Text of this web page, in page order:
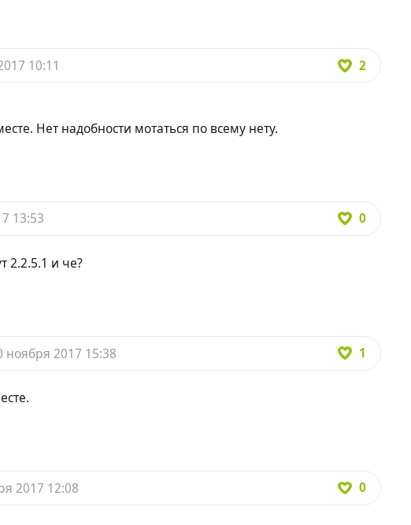
10:11 2
Нет надобности мотаться по всему нету.
13:53 0
2.2.5.1 и че?
ноября 2017 15:38 1
2017 12:08 0